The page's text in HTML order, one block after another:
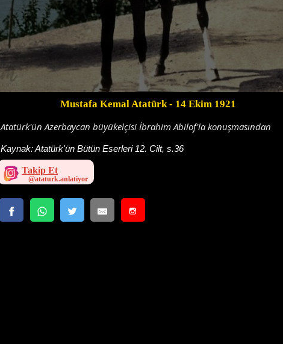
Mustafa Kemal Atatürk- 14 Ekim 1921
Atatürk'ün Azerbaycan büyükelçisi İbrahim Abilof'la konuşmasından
Kaynak:Atatürk'ün Bütün Eserleri 12. Cilt, s.36
Takip Et